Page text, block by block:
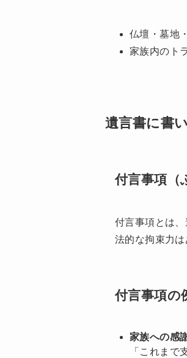
仏壇・墓地
家族内のト
遺言書に書
付言事項（
付言事項とは
法的な拘束力は
付言事項の
家族への感
「これまで